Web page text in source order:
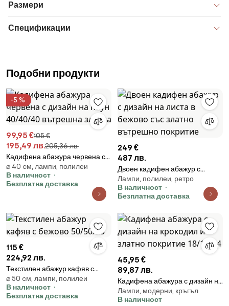
Размери
Спецификации
Подобни продукти
-5 %
99,95 €105 €
195,49 лв.205,36 лв.
Кадифена абажура червена с
дизайн на паун 40/40/40
вътрешна златна
⌀ 40 cм, лампи, полилеи
В наличност
Безплатна доставка
249 €
487 лв.
Двоен кадифен абажур с
дизайн на листа в бежово със
златно вътрешно покритие
Лампи, полилеи, ретро
В наличност
Безплатна доставка
115 €
224,92 лв.
Текстилен абажур кафяв с
бежово 50/50/25
⌀ 50 cм, лампи, полилеи
В наличност
Безплатна доставка
45,95 €
89,87 лв.
Кадифена абажура с дизайн на
крокодил и златно покритие
18/18/14
Лампи, модерни, кръгъл
В наличност